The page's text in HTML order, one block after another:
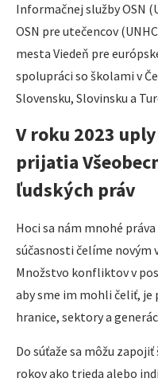
Informačnej služby OSN
OSN pre utečencov
mesta Viedeň pre
spolupráci so školami v
Slovensku, Slovinsku a
V roku 2023
prijatia
ľudských práv
Hoci sa nám mnohé
súčasnosti čelíme novým
Množstvo konfliktov v
aby sme im mohli čeliť, je
hranice, sektory a
Do súťaže sa môžu
rokov ako trieda alebo